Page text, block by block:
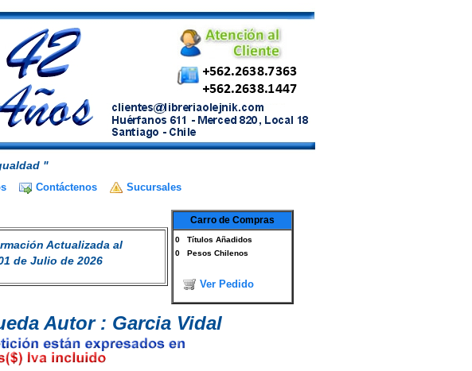
"
Contáctenos Sucursales
Actualizada al
de Julio de 2026
Carro de Compras
0 Títulos Añadidos
0 Pesos Chilenos
Ver Pedido
Autor : Garcia Vidal